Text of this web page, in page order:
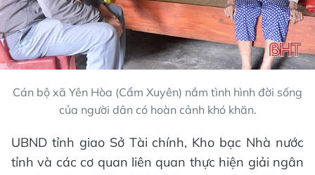
Cán bộ xã Yên Hòa (Cẩm Xuyên) nắm tình hình đời sống
của người dân có hoàn cảnh khó khăn.
UBND tỉnh giao Sở Tài chính, Kho bạc Nhà nước
tỉnh và các cơ quan liên quan thực hiện giải ngân